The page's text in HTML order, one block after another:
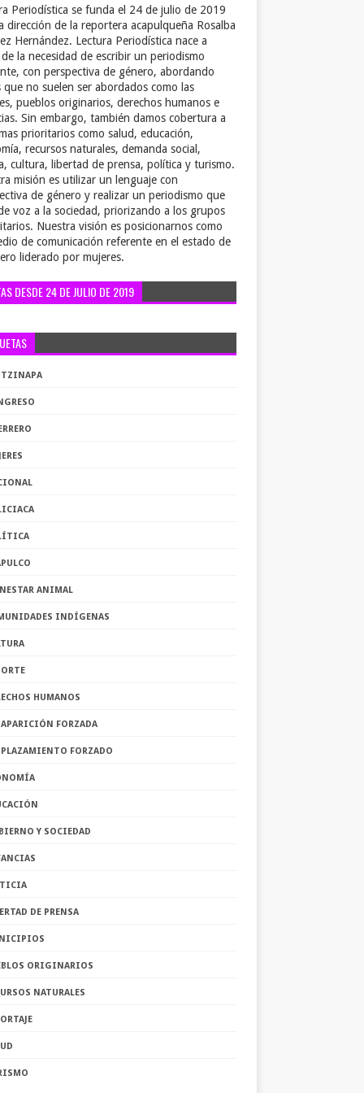
Periodística se funda el 24 de julio de 2019
dirección de la reportera acapulqueña Rosalba
Hernández. Lectura Periodística nace a
la necesidad de escribir un periodismo
con perspectiva de género, abordando
que no suelen ser abordados como las
pueblos originarios, derechos humanos e
Sin embargo, también damos cobertura a
prioritarios como salud, educación,
recursos naturales, demanda social,
cultura, libertad de prensa, política y turismo.
misión es utilizar un lenguaje con
de género y realizar un periodismo que
voz a la sociedad, priorizando a los grupos
Nuestra visión es posicionarnos como
de comunicación referente en el estado de
liderado por mujeres.
DESDE 24 DE JULIO DE 2019
ANIMAL
INDÍGENAS
HUMANOS
FORZADA
FORZADO
Y SOCIEDAD
DE PRENSA
ORIGINARIOS
NATURALES